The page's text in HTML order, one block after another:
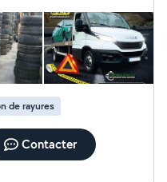
de rayures
Contacter